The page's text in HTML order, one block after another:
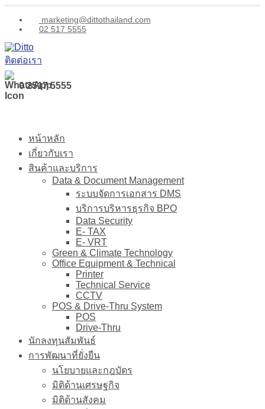
marketing@dittothailand.com
02 517 5555
ติดต่อเรา
0 2517 5555
หน้าหลัก
เกี่ยวกับเรา
สินค้าและบริการ
Data & Document Management
ระบบจัดการเอกสาร DMS
บริการบริหารธุรกิจ BPO
Data Security
E- TAX
E- VRT
Green & Climate Technology
Office Equipment & Technical
Printer
Technical Service
CCTV
POS & Drive-Thru System
POS
Drive-Thru
นักลงทุนสัมพันธ์
การพัฒนาที่ยั่งยืน
นโยบายและกฎบัตร
มิติด้านเศรษฐกิจ
มิติด้านสังคม